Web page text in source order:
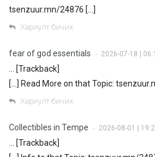
tsenzuur.mn/24876 […]
Хариулт бичих
fear of god essentials • 2026-07-18 |
… [Trackback]
[…] Read More on that Topic:
Хариулт бичих
Collectibles in Tempe • 2026-08-01 |
… [Trackback]